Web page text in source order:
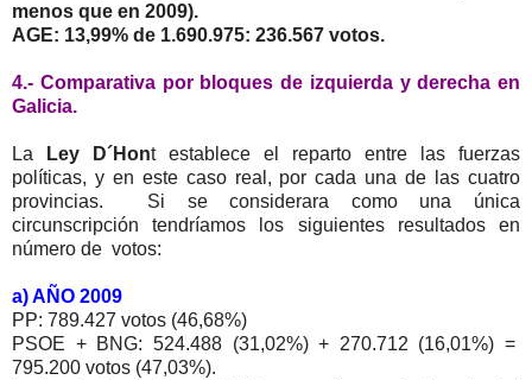
menos que en 2009).
AGE: 13,99% de 1.690.975: 236.567 votos.
4.- Comparativa por bloques de izquierda y derecha en
Galicia.
La Ley D´Hont establece el reparto entre las fuerzas
políticas, y en este caso real, por cada una de las cuatro
provincias. Si se considerara como una única
circunscripción tendríamos los siguientes resultados en
número de votos:
a) AÑO 2009
PP: 789.427 votos (46,68%)
PSOE + BNG: 524.488 (31,02%) + 270.712 (16,01%) =
795.200 votos (47,03%).